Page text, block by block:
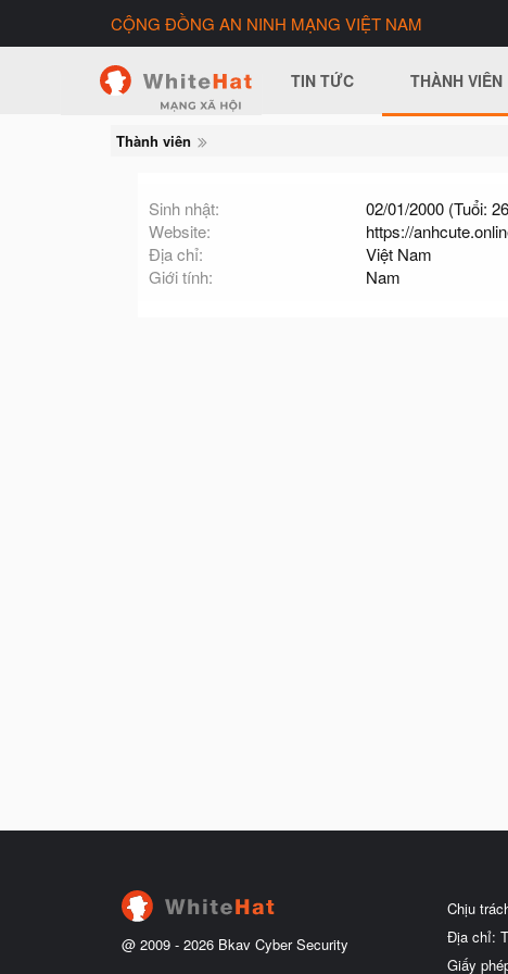
CỘNG ĐỒNG AN NINH MẠNG VIỆT NAM
TIN TỨC THÀNH VIÊN
Thành viên
Sinh nhật
02/01/2000 (Tuổi:
Website
https://
Địa chỉ
Việt Nam
Giới tính
Nam
@ 2009 - 2026 Bkav Cyber Security
Chịu
Địa chỉ:
Giấy